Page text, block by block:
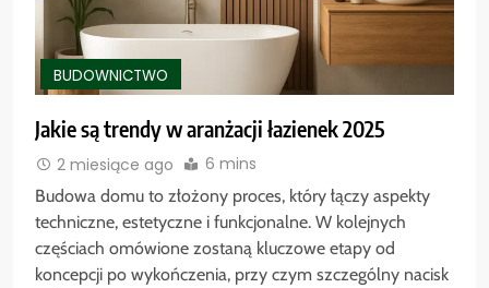
BUDOWNICTWO
Jakie są trendy w aranżacji łazienek 2025
2 miesiące ago 6 mins
Budowa domu to złożony proces, który łączy aspekty
techniczne, estetyczne i funkcjonalne. W kolejnych
częściach omówione zostaną kluczowe etapy od
koncepcji po wykończenia, przy czym szczególny nacisk